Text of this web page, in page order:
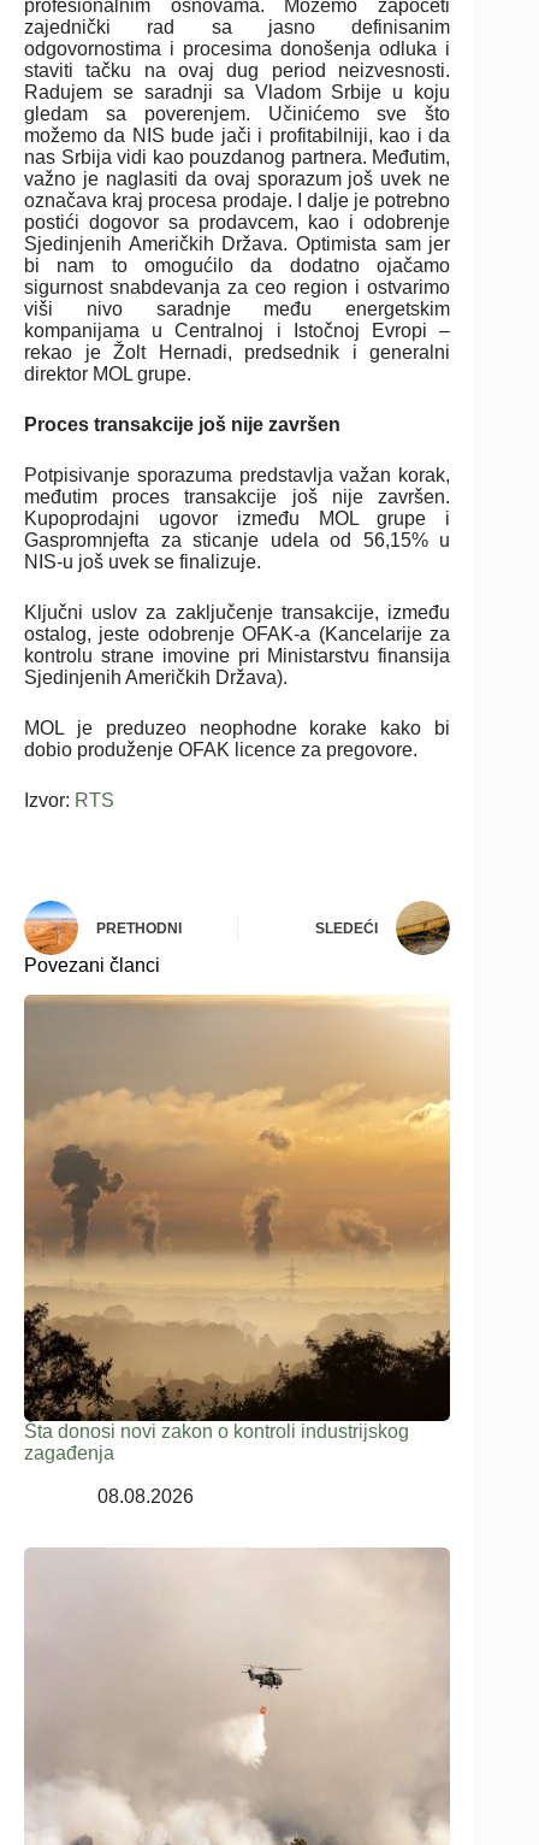
profesionalnim osnovama. Možemo započeti
zajednički rad sa jasno definisanim
odgovornostima i procesima donošenja odluka i
staviti tačku na ovaj dug period neizvesnosti.
Radujem se saradnji sa Vladom Srbije u koju
gledam sa poverenjem. Učinićemo sve što
možemo da NIS bude jači i profitabilniji, kao i da
nas Srbija vidi kao pouzdanog partnera. Međutim,
važno je naglasiti da ovaj sporazum još uvek ne
označava kraj procesa prodaje. I dalje je potrebno
postići dogovor sa prodavcem, kao i odobrenje
Sjedinjenih Američkih Država. Optimista sam jer
bi nam to omogućilo da dodatno ojačamo
sigurnost snabdevanja za ceo region i ostvarimo
viši nivo saradnje među energetskim
kompanijama u Centralnoj i Istočnoj Evropi –
rekao je Žolt Hernadi, predsednik i generalni
direktor MOL grupe.
Proces transakcije još nije završen
Potpisivanje sporazuma predstavlja važan korak,
međutim proces transakcije još nije završen.
Kupoprodajni ugovor između MOL grupe i
Gaspromnjefta za sticanje udela od 56,15% u
NIS-u još uvek se finalizuje.
Ključni uslov za zaključenje transakcije, između
ostalog, jeste odobrenje OFAK-a (Kancelarije za
kontrolu strane imovine pri Ministarstvu finansija
Sjedinjenih Američkih Država).
MOL je preduzeo neophodne korake kako bi
dobio produženje OFAK licence za pregovore.
Izvor: RTS
PRETHODNI SLEDEĆI
Povezani članci
Šta donosi novi zakon o kontroli industrijskog
zagađenja
08.08.2026